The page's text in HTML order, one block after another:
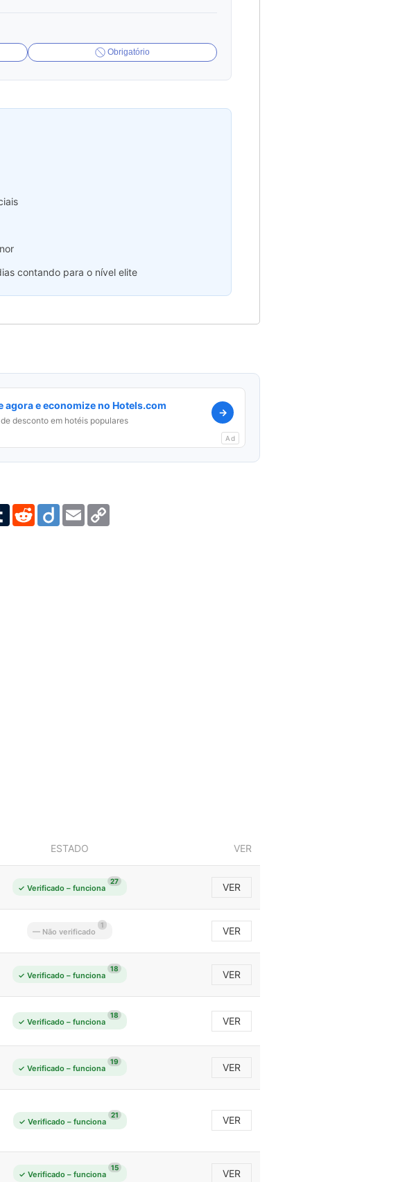
Obrigatório
contando para o nível elite
agora e economize no Hotels.com
desconto em hotéis populares
→
Ad
TumblrRedditDiigo Email
ESTADO VER
✓ Verificado – funciona
27 VER
— Não verificado
1 VER
✓ Verificado – funciona
18 VER
✓ Verificado – funciona
18 VER
✓ Verificado – funciona
19 VER
✓ Verificado – funciona
21 VER
✓ Verificado – funciona
15 VER